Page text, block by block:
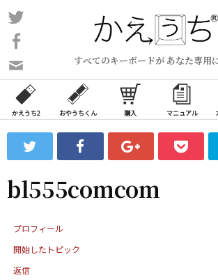
コ
ン
ン
ツ
ス
ッ
プ
すべてのキーボードが あなた専用
い
合
わ
フ
ォ
ム
かえうち2 おやうちくん 購入 マニュアル
bl555comcom
プロフィール
開始したトピック
返信